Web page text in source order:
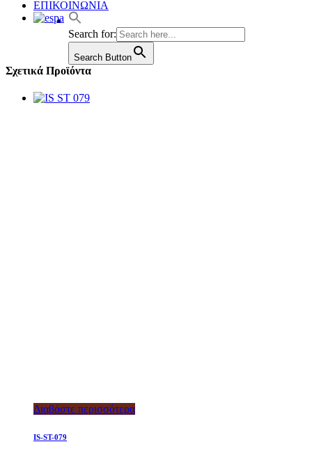
ΕΠΙΚΟΙΝΩΝΙΑ
Search for:
Search Button
Σχετικά Προϊόντα
Διαβάστε περισσότερα
IS-ST-079